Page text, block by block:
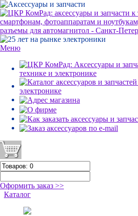
Меню
Оформить заказ >>
Каталог